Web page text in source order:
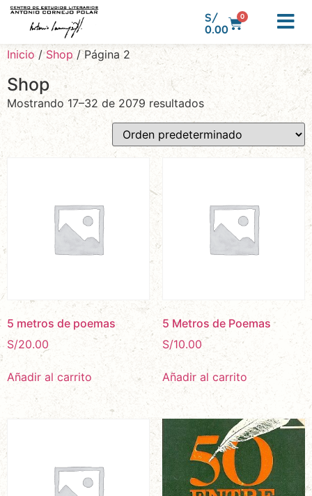
S/
0.00
0
Inicio/Shop / Página 2
Shop
Mostrando 17–32 de 2079 resultados
5 metros de poemas
S/20.00
Añadir al carrito
5 Metros de Poemas
S/10.00
Añadir al carrito